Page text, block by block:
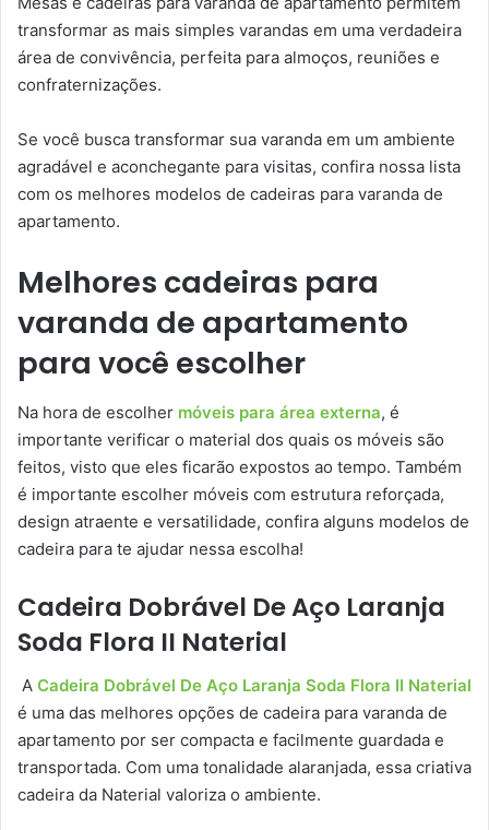
transformar as mais simples varandas em uma verdadeira
área de convivência, perfeita para almoços, reuniões e
confraternizações.
Se você busca transformar sua varanda em um ambiente
agradável e aconchegante para visitas, confira nossa lista
com os melhores modelos de cadeiras para varanda de
apartamento.
Melhores cadeiras para
varanda de apartamento
para você escolher
Na hora de escolher móveis para área externa, é
importante verificar o material dos quais os móveis são
feitos, visto que eles ficarão expostos ao tempo. Também
é importante escolher móveis com estrutura reforçada,
design atraente e versatilidade, confira alguns modelos de
cadeira para te ajudar nessa escolha!
Cadeira Dobrável De Aço Laranja
Soda Flora II Naterial
A Cadeira Dobrável De Aço Laranja Soda Flora II Naterial
é uma das melhores opções de cadeira para varanda de
apartamento por ser compacta e facilmente guardada e
transportada. Com uma tonalidade alaranjada, essa criativa
cadeira da Naterial valoriza o ambiente.